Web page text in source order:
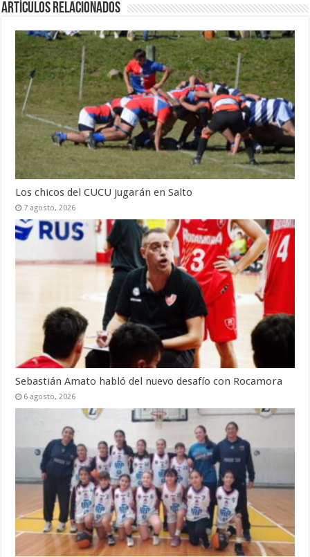
Artículos Relacionados
Los chicos del CUCU jugarán en Salto
7 agosto, 2026
Sebastián Amato habló del nuevo desafío con Rocamora
6 agosto, 2026